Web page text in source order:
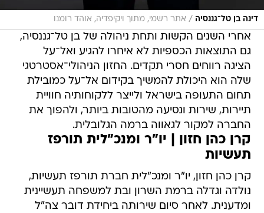
דינה בן טל־גננסיה / אתר רשמי, מתוך ויקיפדיה, אוהד רומנו
אחרי השנים הקשות ותחת ניהולה של בן טל־גננסיה,
גם התוצאות הכספיות לא איחרו להגיע ואל־על
הציגה רווחים חסרי תקדים. החזון הניהולי־אסטרטגי
שלה הוא היכולת להמשיך בקידום אל־על כמובילת
תחום התעופה בישראל ולייצר ללקוחותיה חוויית
תיירות, שירות ונסיעה מהטובות ביותר, ולהפוך את
החברה למקור לגאווה ברמה הגלובלית.
קרן כהן חזון | יו"ר ומנכ"לית תורפז
תעשיות
קרן כהן חזון, יו"ר ומנכ"לית חברת תורפז תעשיות,
נולדה וגדלה ברמת השרון ובת למשפחה תעשיינית
ומדענית. לאחר סיום שירותה ביחידת דובר צה"ל